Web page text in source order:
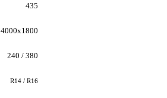
435
4000х1800
240 / 380
R14 / R16